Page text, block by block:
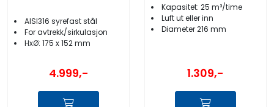
AISI316 syrefast stål
For avtrekk/sirkulasjon
HxØ: 175 x 152 mm
4.999,-
Kapasitet: 25 m³/time
Luft ut eller inn
Diameter 216 mm
1.309,-